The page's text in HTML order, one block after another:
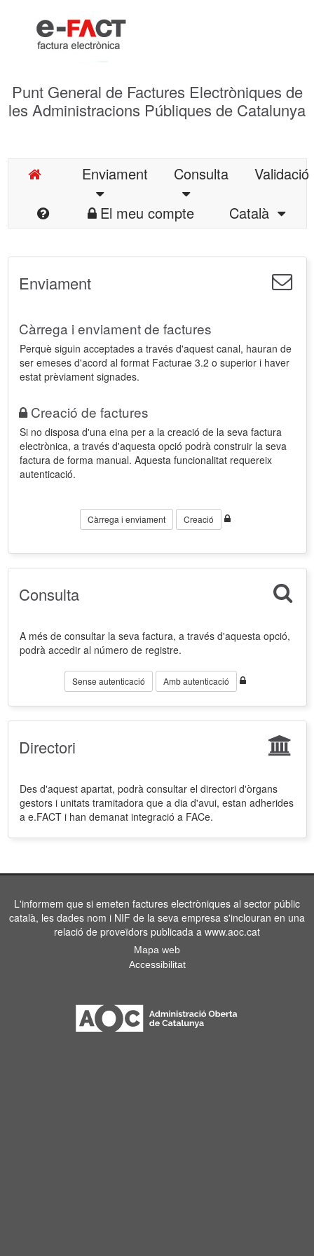
Punt General de Factures Electròniques de
les Administracions Públiques de Catalunya
Enviament Consulta
Validació
El meu compte
Català
Enviament
Càrrega i enviament de factures
Perquè siguin acceptades a través d'aquest canal, hauran de
ser emeses d'acord al format Facturae 3.2 o superior i haver
estat prèviament signades.
Creació de factures
Si no disposa d'una eina per a la creació de la seva factura
electrònica, a través d'aquesta opció podrà construir la seva
factura de forma manual. Aquesta funcionalitat requereix
autenticació.
Càrrega i enviament Creació
Consulta
A més de consultar la seva factura, a través d'aquesta opció,
podrà accedir al número de registre.
Sense autenticació Amb autenticació
Directori
Des d'aquest apartat, podrà consultar el directori d'òrgans
gestors i unitats tramitadora que a dia d'avui, estan adherides
a e.FACT i han demanat integració a FACe.
L'informem que si emeten factures electròniques al sector públic
català, les dades nom i NIF de la seva empresa s'inclouran en una
relació de proveïdors publicada a www.aoc.cat
Mapa web
Accessibilitat